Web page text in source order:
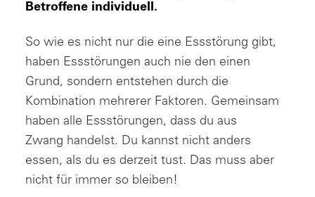
Betroffene individuell.
So wie es nicht nur die eine Essstörung gibt,
haben Essstörungen auch nie den einen
Grund, sondern entstehen durch die
Kombination mehrerer Faktoren. Gemeinsam
haben alle Essstörungen, dass du aus
Zwang handelst. Du kannst nicht anders
essen, als du es derzeit tust. Das muss aber
nicht für immer so bleiben!